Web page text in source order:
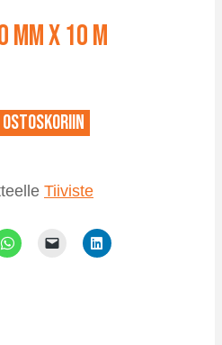
x 10 m
ostoskoriin
Tiiviste